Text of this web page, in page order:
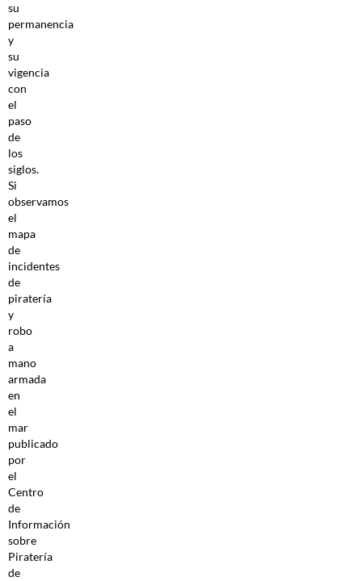
su
permanencia
y
su
vigencia
con
el
paso
de
los
siglos.
Si
observamos
el
mapa
de
incidentes
de
piratería
y
robo
a
mano
armada
en
el
mar
publicado
por
el
Centro
de
Información
sobre
Piratería
de